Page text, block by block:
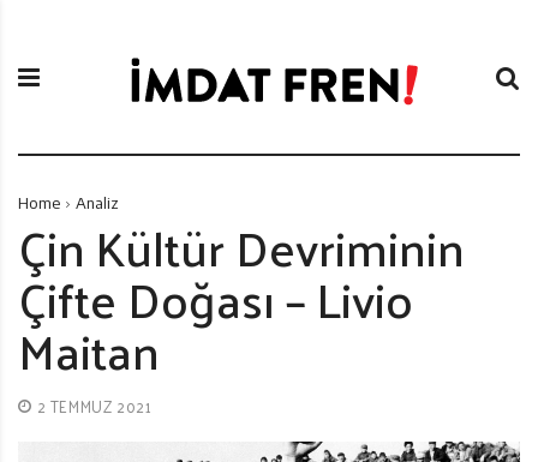
Home Analiz
Çin Kültür Devriminin
Çifte Doğası – Livio
Maitan
2 TEMMUZ 2021